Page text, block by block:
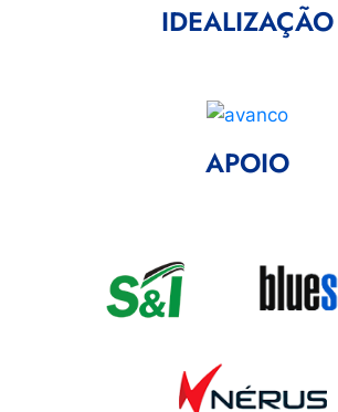
IDEALIZAÇÃO
APOIO